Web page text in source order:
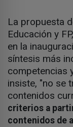
La propuesta
Educación y
en la
síntesis más
competencias
insiste, "no se
contenidos
criterios a
contenidos de